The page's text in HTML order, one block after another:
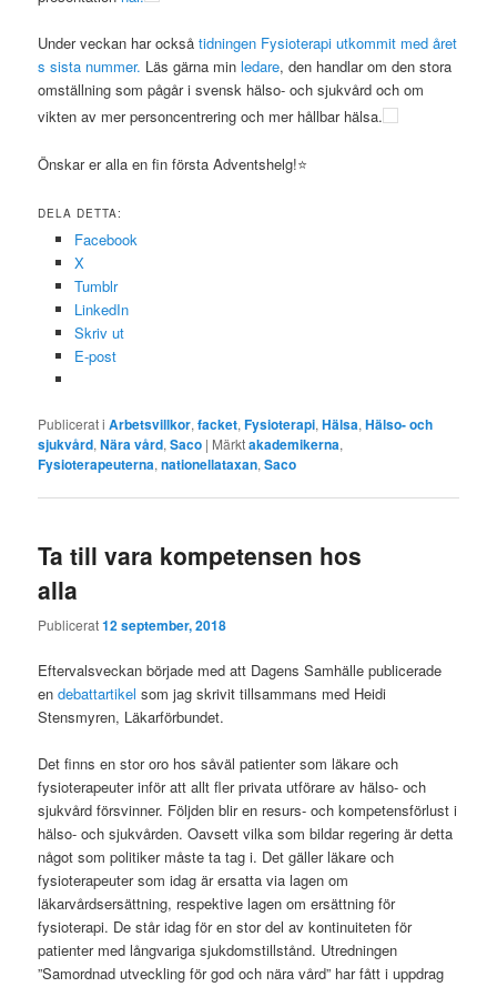
Under veckan har ocksåtidningen Fysioterapi utkommit med året
s sista nummer. Läs gärna minledare, den handlar om den stora
omställning som pågår i svensk hälso- och sjukvård och om
vikten av mer personcentrering och mer hållbar hälsa.
Önskar er alla en fin första Adventshelg!⭐️
DELA DETTA:
Facebook
X
Tumblr
LinkedIn
Skriv ut
E-post
Publicerat i Arbetsvillkor,facket,Fysioterapi,Hälsa,Hälso- och
sjukvård,Nära vård,Saco | Märktakademikerna,
Fysioterapeuterna,nationellataxan,Saco
Ta till vara kompetensen hos
alla
Publicerat12 september, 2018
Eftervalsveckan började med att Dagens Samhälle publicerade
endebattartikel som jag skrivit tillsammans med Heidi
Stensmyren, Läkarförbundet.
Det finns en stor oro hos såväl patienter som läkare och
fysioterapeuter inför att allt fler privata utförare av hälso- och
sjukvård försvinner. Följden blir en resurs- och kompetensförlust i
hälso- och sjukvården. Oavsett vilka som bildar regering är detta
något som politiker måste ta tag i. Det gäller läkare och
fysioterapeuter som idag är ersatta via lagen om
läkarvårdsersättning, respektive lagen om ersättning för
fysioterapi. De står idag för en stor del av kontinuiteten för
patienter med långvariga sjukdomstillstånd. Utredningen
”Samordnad utveckling för god och nära vård” har fått i uppdrag